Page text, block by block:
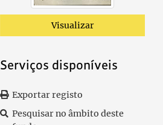
Visualizar
Serviços disponíveis
Exportar registo
Pesquisar no âmbito deste